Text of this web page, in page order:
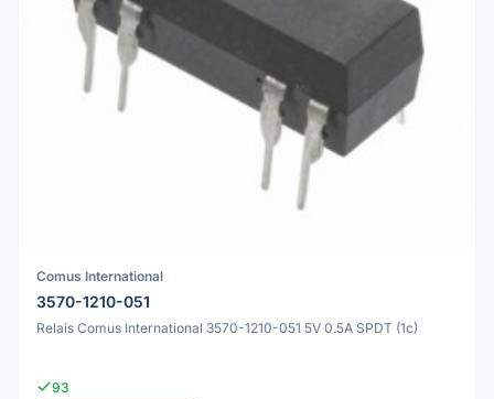
Comus International
3570-1210-051
Relais Comus International 3570-1210-051 5V 0.5A SPDT (1c)
93